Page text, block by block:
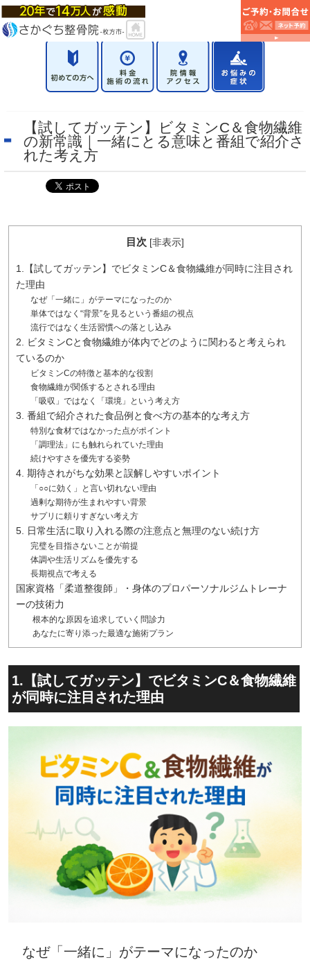
【試してガッテン】ビタミンC＆食物繊維
の新常識｜一緒にとる意味と番組で紹介さ
れた考え方
目次 [非表示]
1.【試してガッテン】でビタミンC＆食物繊維が同時に注目され
た理由
なぜ「一緒に」がテーマになったのか
単体ではなく“背景”を見るという番組の視点
流行ではなく生活習慣への落とし込み
2. ビタミンCと食物繊維が体内でどのように関わると考えられ
ているのか
ビタミンCの特徴と基本的な役割
食物繊維が関係するとされる理由
「吸収」ではなく「環境」という考え方
3. 番組で紹介された食品例と食べ方の基本的な考え方
特別な食材ではなかった点がポイント
「調理法」にも触れられていた理由
続けやすさを優先する姿勢
4. 期待されがちな効果と誤解しやすいポイント
「○○に効く」と言い切れない理由
過剰な期待が生まれやすい背景
サプリに頼りすぎない考え方
5. 日常生活に取り入れる際の注意点と無理のない続け方
完璧を目指さないことが前提
体調や生活リズムを優先する
長期視点で考える
国家資格「柔道整復師」・身体のプロパーソナルジムトレーナ
ーの技術力
根本的な原因を追求していく問診力
あなたに寄り添った最適な施術プラン
1.【試してガッテン】でビタミンC＆食物繊維
が同時に注目された理由
なぜ「一緒に」がテーマになったのか